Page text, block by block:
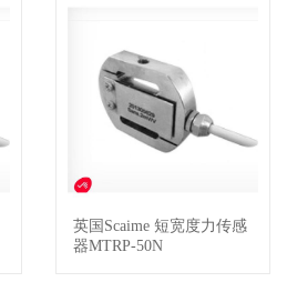
查看详情
英国Scaime 短宽度力传感
器MTRP-50N